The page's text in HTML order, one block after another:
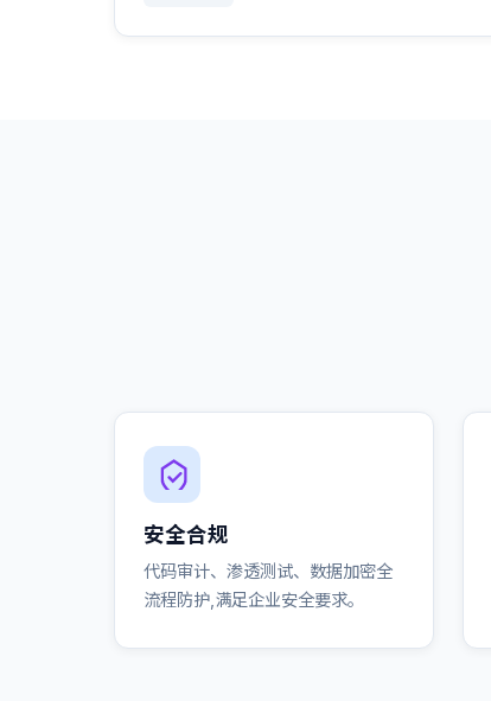
安全合规
代码审计、渗透测试、数据加密全
流程防护,满足企业安全要求。